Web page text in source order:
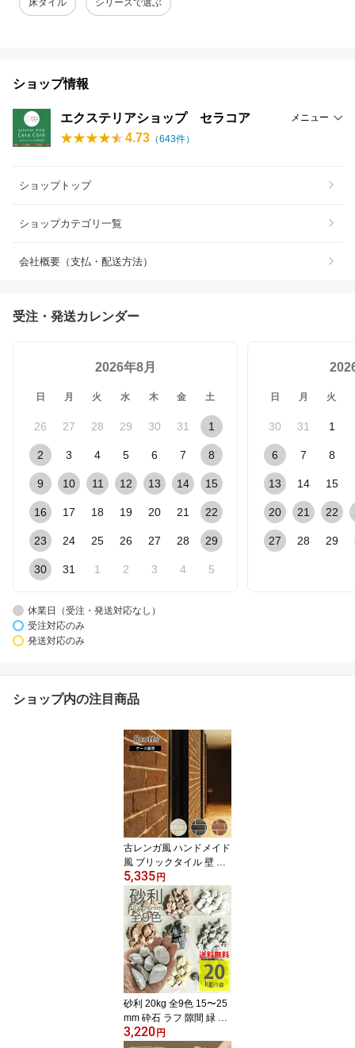
床タイル シリーズで選ぶ
ショップ情報
エクステリアショップ セラコア メニュー
4.73 （643件）
ショップトップ
ショップカテゴリ一覧
会社概要（支払・配送方法）
受注・発送カレンダー
2026年8月
日 月 火 水 木 金 土
26 27 28 29 30 31 1
2 3 4 5 6 7 8
9 10 11 12 13 14 15
16 17 18 19 20 21 22
23 24 25 26 27 28 29
30 31 1 2 3 4 5
日 月 火
30 31 1
6 7 8
13 14 15
20 21 22
27 28 29
休業日（受注・発送対応なし）
受注対応のみ
発送対応のみ
ショップ内の注目商品
古レンガ風 ハンドメイド
風 ブリックタイル 壁 内
装 外装 煉瓦 おしゃれ 花
壇 倉庫 ガレージ DIY 駐
車場 外壁 屋外【アンテ
ィーク調レンガタイル ス
コッツ 全3色 ケース販売
(22枚入)】
5,335 円
砂利 20kg 全9色 15〜25
mm 砕石 ラフ 隙間 緑 庭
化粧砂利 化粧石 割石 自
3,220 円